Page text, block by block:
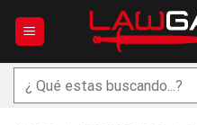
Buscar
por: